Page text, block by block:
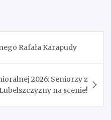
Rafała Karapudy
2026: Seniorzy z
Lubelszczyzny na scenie!